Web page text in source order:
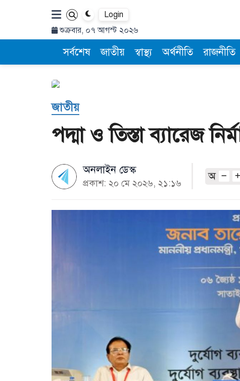
Login
শুক্রবার, ০৭ আগস্ট ২০২৬
সর্বশেষ জাতীয় স্বাস্থ্য অর্থনীতি রাজনীতি
জাতীয়
পদ্মা ও তিস্তা ব্যারেজ
অনলাইন ডেস্ক
প্রকাশ: ২০ মে ২০২৬, ২১:১৬
অ